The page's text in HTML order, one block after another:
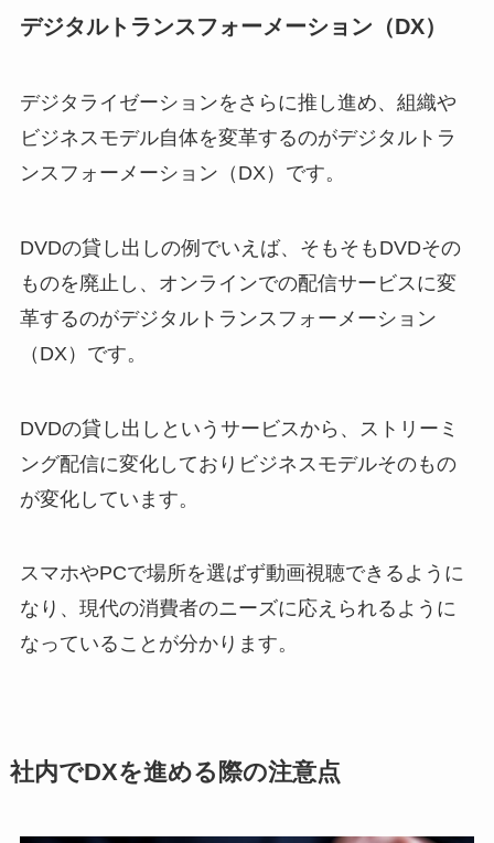
デジタルトランスフォーメーション（DX）
デジタライゼーションをさらに推し進め、組織や
ビジネスモデル自体を変革するのがデジタルトラ
ンスフォーメーション（DX）です。
DVDの貸し出しの例でいえば、そもそもDVDその
ものを廃止し、オンラインでの配信サービスに変
革するのがデジタルトランスフォーメーション
（DX）です。
DVDの貸し出しというサービスから、ストリーミ
ング配信に変化しておりビジネスモデルそのもの
が変化しています。
スマホやPCで場所を選ばず動画視聴できるように
なり、現代の消費者のニーズに応えられるように
なっていることが分かります。
社内でDXを進める際の注意点